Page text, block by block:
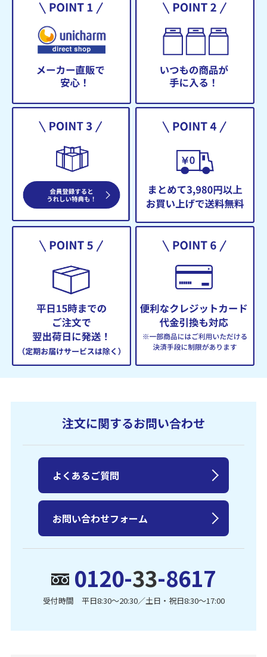
注文に関するお問い合わせ
0120-33-8617
受付時間 平日8:30〜20:30／土日・祝日8:30〜17:00
よくあるご質問
お問い合わせフォーム